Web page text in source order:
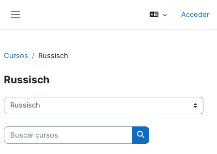
Acceder
Cursos Russisch
Russisch
Categorías
Buscar cursos
Buscar cursos